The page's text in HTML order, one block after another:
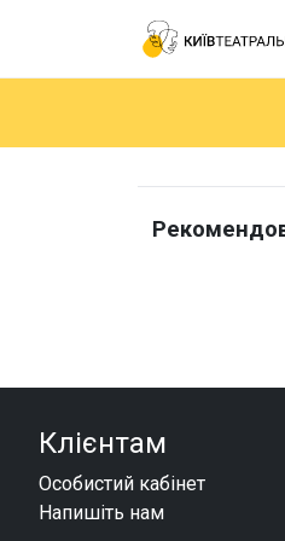
Клієнтам
Особистий кабінет
Напишіть нам